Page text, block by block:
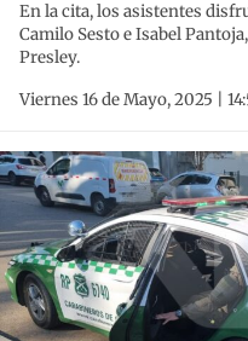
En la cita, los asistentes
Camilo Sesto e Isabel
Presley.
Viernes 16 de Mayo, 2025 |